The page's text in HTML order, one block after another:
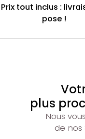
Prix tout inclus :
pose !
plus
Nous
de nos